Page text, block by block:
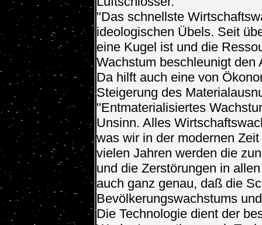
"Das schnellste
ideologischen Übels. Seit
eine Kugel ist und die
Wachstum beschleunigt den
Da hilft auch eine von
Steigerung des
"Entmaterialisiertes
Unsinn. Alles
was wir in der modernen
vielen Jahren werden die
und die Zerstörungen in
auch ganz genau, daß die
Bevölkerungswachstums
Die Technologie dient der